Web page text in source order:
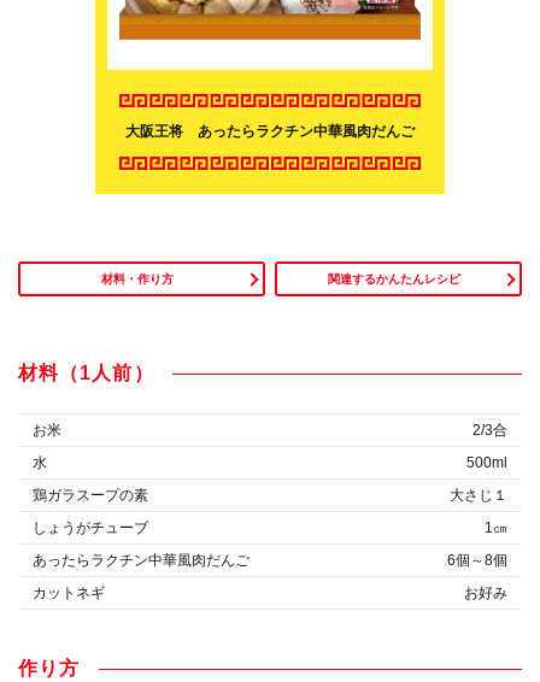
大阪王将 あったらラクチン中華風肉だんご
材料・作り方 関連するかんたんレシピ
材料（1人前）
お米
2/3合
水
500ml
鶏ガラスープの素
大さじ１
しょうがチューブ
1㎝
あったらラクチン中華風肉だんご
6個～8個
カットネギ
お好み
作り方